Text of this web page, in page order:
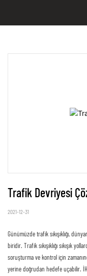
Trafik Devriyesi
2021-12-31
Günümüzde trafik sıkışıklığı,
biridir. Trafik sıkışıklığı sıkışık
soruşturma ve kontrol için
yerine doğrudan hedefe uçabilir.